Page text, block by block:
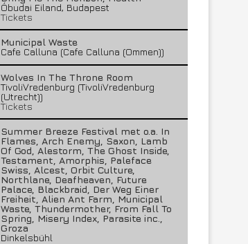
Óbudai Eiland, Budapest
Tickets
Municipal Waste
Cafe Calluna (Cafe Calluna (Ommen))
Wolves In The Throne Room
TivoliVredenburg (TivoliVredenburg
(Utrecht))
Tickets
Summer Breeze Festival met o.a. In
Flames, Arch Enemy, Saxon, Lamb
Of God, Alestorm, The Ghost Inside,
Testament, Amorphis, Paleface
Swiss, Alcest, Orbit Culture,
Northlane, Deafheaven, Future
Palace, Blackbraid, Der Weg Einer
Freiheit, Alien Ant Farm, Municipal
Waste, Thundermother, From Fall To
Spring, Misery Index, Parasite inc.,
Groza
Dinkelsbühl